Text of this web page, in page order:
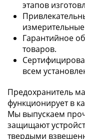
этапов
Гарантийное
товаров.
всем
Предохранитель
функционирует в
Мы выпускаем
защищают
твердыми